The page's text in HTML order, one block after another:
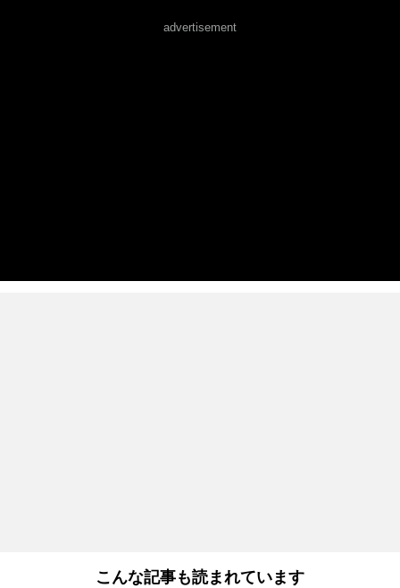
advertisement
こんな記事も読まれています